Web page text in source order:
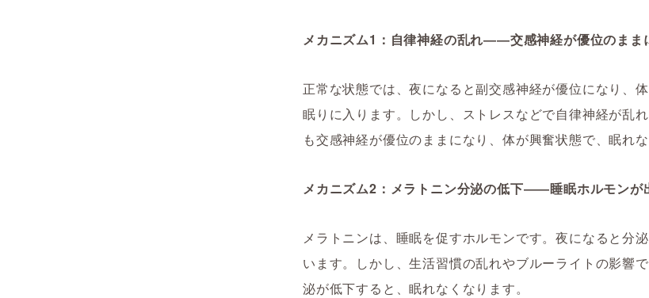
メカニズム1：自律神経の乱れ――交感神経が優位のまま
正常な状態では、夜になると副交感神経が優位になり、体
眠りに入ります。しかし、ストレスなどで自律神経が乱
も交感神経が優位のままになり、体が興奮状態で、眠れな
メカニズム2：メラトニン分泌の低下――睡眠ホルモンが
メラトニンは、睡眠を促すホルモンです。夜になると分
います。しかし、生活習慣の乱れやブルーライトの影響
泌が低下すると、眠れなくなります。